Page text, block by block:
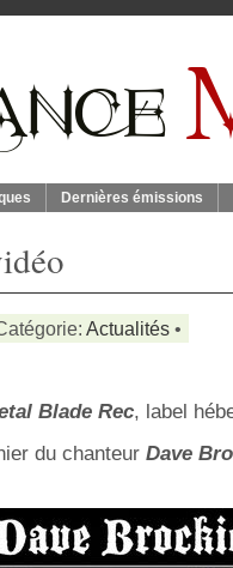
Dernières émissions
Actualités •
Blade Rec, label
du chanteur Dave